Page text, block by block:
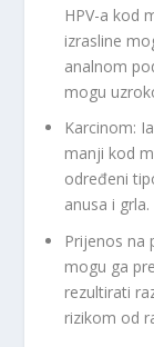
HPV-a kod
izrasline
analnom
mogu
Karcinom:
manji kod
određeni
anusa i grla.
Prijenos na
mogu ga
rezultirati
rizikom od